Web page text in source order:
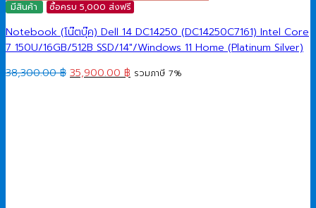
มีสินค้า ซื้อครบ 5,000 ส่งฟรี
Notebook (โน๊ตบุ๊ค) Dell 14 DC14250 (DC14250C7161) Intel Core
7 150U/16GB/512B SSD/14″/Windows 11 Home (Platinum Silver)
38,300.00฿ Original
35,900.00 ฿ Current
รวมภาษี 7%